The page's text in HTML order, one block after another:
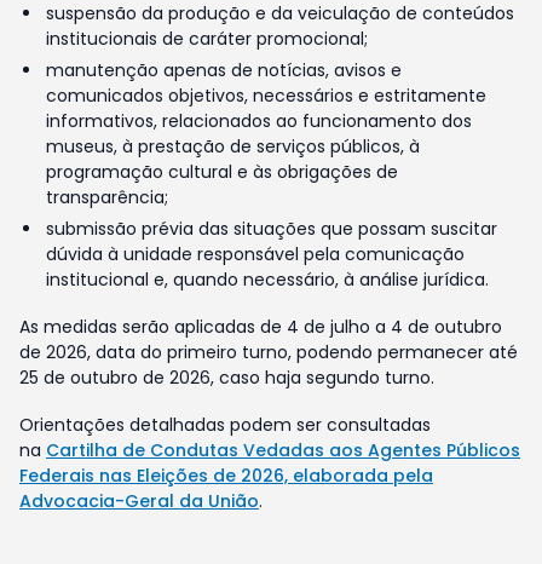
suspensão da produção e da veiculação de conteúdos
institucionais de caráter promocional;
manutenção apenas de notícias, avisos e
comunicados objetivos, necessários e estritamente
informativos, relacionados ao funcionamento dos
museus, à prestação de serviços públicos, à
programação cultural e às obrigações de
transparência;
submissão prévia das situações que possam suscitar
dúvida à unidade responsável pela comunicação
institucional e, quando necessário, à análise jurídica.
As medidas serão aplicadas de 4 de julho a 4 de outubro
de 2026, data do primeiro turno, podendo permanecer até
25 de outubro de 2026, caso haja segundo turno.
Orientações detalhadas podem ser consultadas
na Cartilha de Condutas Vedadas aos Agentes Públicos
Federais nas Eleições de 2026, elaborada pela
Advocacia-Geral da União.